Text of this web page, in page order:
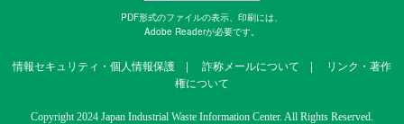
PDF形式のファイルの表示、印刷には、
Adobe Readerが必要です。
情報セキュリティ・個人情報保護 | 詐称メールについて |
リンク・著作
権について
Copyright 2024 Japan Industrial Waste Information Center. All Rights Reserved.